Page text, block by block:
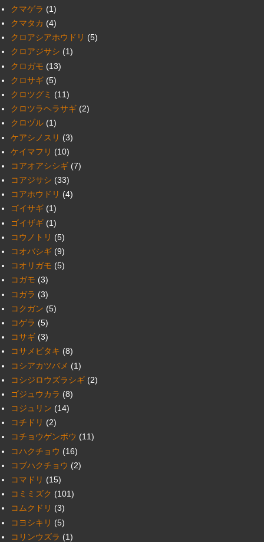
クマゲラ (1)
クマタカ (4)
クロアシアホウドリ (5)
クロアジサシ (1)
クロガモ (13)
クロサギ (5)
クロツグミ (11)
クロツラヘラサギ (2)
クロヅル (1)
ケアシノスリ (3)
ケイマフリ (10)
コアオアシシギ (7)
コアジサシ (33)
コアホウドリ (4)
ゴイサギ (1)
ゴイザギ (1)
コウノトリ (5)
コオバシギ (9)
コオリガモ (5)
コガモ (3)
コガラ (3)
コクガン (5)
コゲラ (5)
コサギ (3)
コサメビタキ (8)
コシアカツバメ (1)
コシジロウズラシギ (2)
ゴジュウカラ (8)
コジュリン (14)
コチドリ (2)
コチョウゲンボウ (11)
コハクチョウ (16)
コブハクチョウ (2)
コマドリ (15)
コミミズク (101)
コムクドリ (3)
コヨシキリ (5)
コリンウズラ (1)